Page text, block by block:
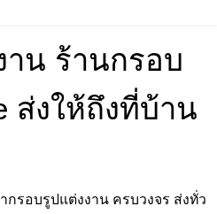
าน ร้านกรอบ
ส่งให้ถึงที่บ้าน
กรอบรูปแต่งงาน ครบวงจร ส่งทั่ว